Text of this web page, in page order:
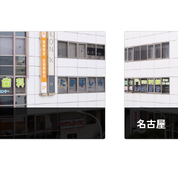
名古屋